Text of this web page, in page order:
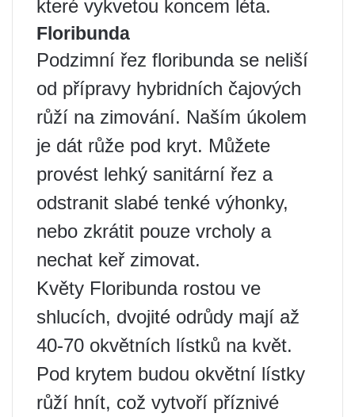
které vykvetou koncem léta.
Floribunda
Podzimní řez floribunda se neliší
od přípravy hybridních čajových
růží na zimování. Naším úkolem
je dát růže pod kryt. Můžete
provést lehký sanitární řez a
odstranit slabé tenké výhonky,
nebo zkrátit pouze vrcholy a
nechat keř zimovat.
Květy Floribunda rostou ve
shlucích, dvojité odrůdy mají až
40-70 okvětních lístků na květ.
Pod krytem budou okvětní lístky
růží hnít, což vytvoří příznivé